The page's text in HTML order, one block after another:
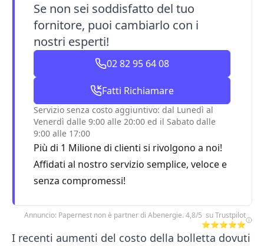
Se non sei soddisfatto del tuo
fornitore, puoi cambiarlo con i
nostri esperti!
02 82 95 64 08
Fatti Richiamare
Servizio senza costo aggiuntivo: dal Lunedì al
Venerdì dalle 9:00 alle 20:00 ed il Sabato dalle
9:00 alle 17:00
Più di 1 Milione di clienti si rivolgono a noi!
Affidati al nostro servizio semplice, veloce e
senza compromessi!
Annuncio: Papernest non è partner di Abenergie. 4,8/5 su Trustpilot
⭐⭐⭐⭐⭐
I recenti aumenti del costo della bolletta dovuti